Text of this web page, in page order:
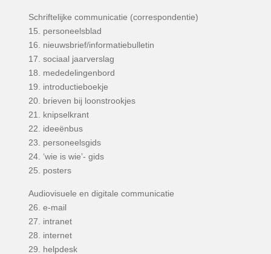
Schriftelijke communicatie (correspondentie)
15. personeelsblad
16. nieuwsbrief/informatiebulletin
17. sociaal jaarverslag
18. mededelingenbord
19. introductieboekje
20. brieven bij loonstrookjes
21. knipselkrant
22. ideeënbus
23. personeelsgids
24. ‘wie is wie’- gids
25. posters
Audiovisuele en digitale communicatie
26. e-mail
27. intranet
28. internet
29. helpdesk